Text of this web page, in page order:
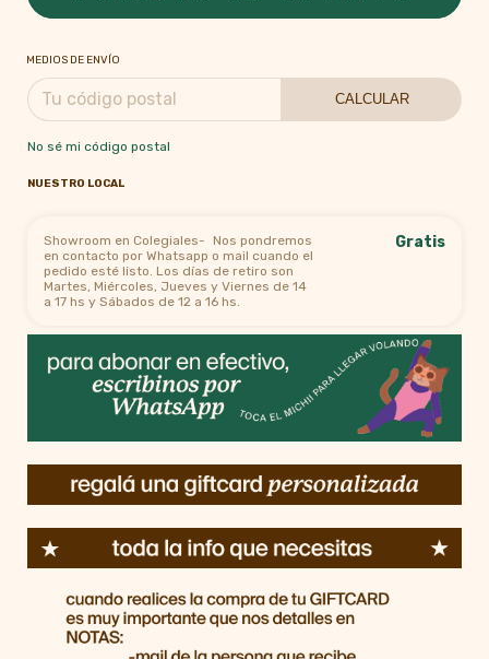
MEDIOS DE ENVÍO
CALCULAR
No sé mi código postal
NUESTRO LOCAL
Showroom en Colegiales-
Nos pondremos
en contacto por Whatsapp o mail cuando el
pedido esté listo. Los días de retiro son
Martes, Miércoles, Jueves y Viernes de 14
a 17 hs y Sábados de 12 a 16 hs.
Gratis